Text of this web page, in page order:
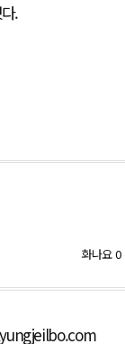
.
화나요 0